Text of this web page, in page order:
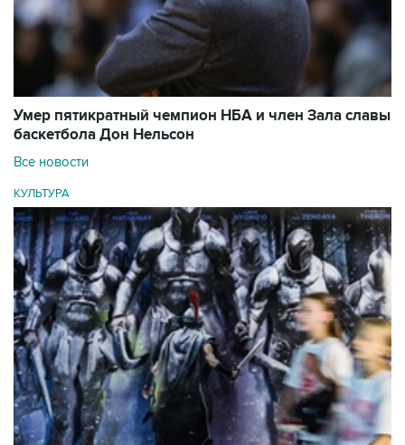
Умер пятикратный чемпион НБА и член Зала cлавы
баскетбола Дон Нельсон
Все новости
КУЛЬТУРА